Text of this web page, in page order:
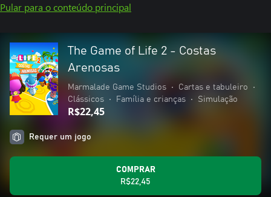
Pular para o conteúdo principal
The Game of Life 2 - Costas
Arenosas
Marmalade Game Studios • Cartas e tabuleiro
•
Clássicos
• Família e crianças • Simulação
R$22,45
Requer um jogo
COMPRAR
R$22,45